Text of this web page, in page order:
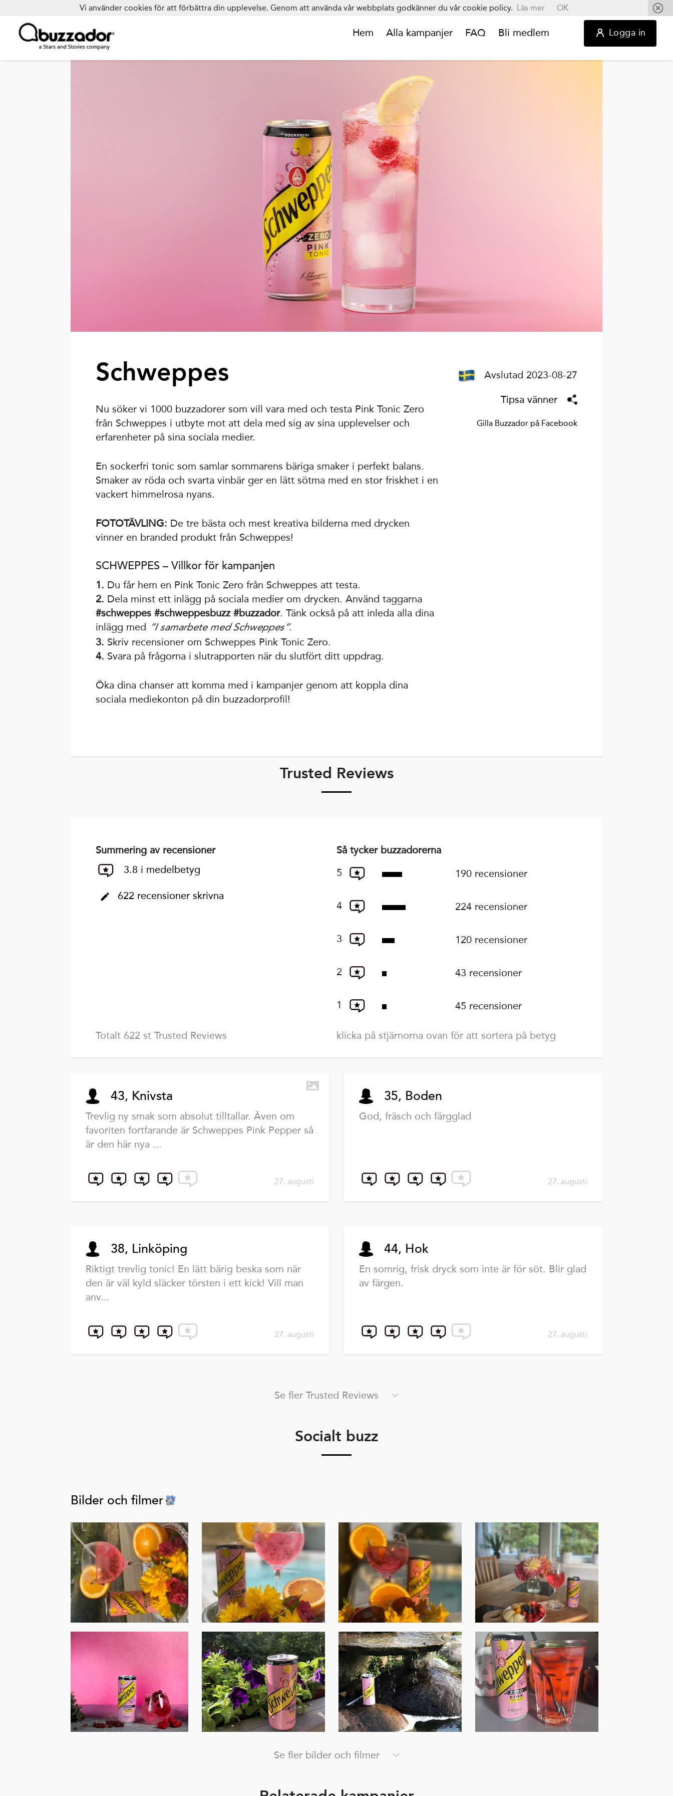
Hem Alla kampanjer FAQ Bli medlem Logga in
Schweppes
Nu söker vi 1000 buzzadorer som vill vara med och testa Pink Tonic Zero
från Schweppes i utbyte mot att dela med sig av sina upplevelser och
erfarenheter på sina sociala medier.
En sockerfri tonic som samlar sommarens bäriga smaker i perfekt balans.
Smaker av röda och svarta vinbär ger en lätt sötma med en stor friskhet i en
vackert himmelrosa nyans.
FOTOTÄVLING: De tre bästa och mest kreativa bilderna med drycken
vinner en branded produkt från Schweppes!
SCHWEPPES – Villkor för kampanjen
1. Du får hem en Pink Tonic Zero från Schweppes att testa.
2. Dela minst ett inlägg på sociala medier om drycken. Använd taggarna
#schweppes #schweppesbuzz #buzzador. Tänk också på att inleda alla dina
inlägg med ”I samarbete med Schweppes”.
3. Skriv recensioner om Schweppes Pink Tonic Zero.
4. Svara på frågorna i slutrapporten när du slutfört ditt uppdrag.
Öka dina chanser att komma med i kampanjer genom att koppla dina
sociala mediekonton på din buzzadorprofil!
Avslutad 2023-08-27
Tipsa vänner
Gilla Buzzador på Facebook
Trusted Reviews
Summering av recensioner
3.8 i medelbetyg
622 recensioner skrivna
Totalt 622 st Trusted Reviews
Så tycker buzzadorerna
5
190 recensioner
4 224 recensioner
3 120 recensioner
2 43 recensioner
1 45 recensioner
klicka på stjärnorna ovan för att sortera på betyg
43, Knivsta
Trevlig ny smak som absolut tilltallar. Även om
favoriten fortfarande är Schweppes Pink Pepper så
är den här nya ...
27. augusti
35, Boden
God, fräsch och färgglad
27. augusti
38, Linköping
Riktigt trevlig tonic! En lätt bärig beska som när
den är väl kyld släcker törsten i ett kick! Vill man
anv...
27. augusti
44, Hok
En somrig, frisk dryck som inte är för söt. Blir glad
av färgen.
27. augusti
Se fler Trusted Reviews
Socialt buzz
Bilder och filmer
Se fler bilder och filmer
Vi använder cookies för att förbättra din upplevelse. Genom att använda vår webbplats godkänner du vår cookie policy. Läs mer OK